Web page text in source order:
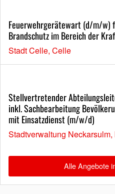
Feuerwehrgerätewart (d/m/w)
Brandschutz im Bereich der
Stadt Celle, Celle
Stellvertretender
inkl. Sachbearbeitung
mit Einsatzdienst (m/w/d)
Stadtverwaltung
Alle Angebote